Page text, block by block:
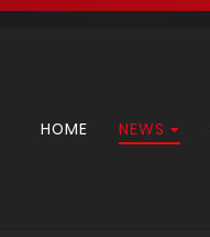
Navigation
überspringen
HOME NEWS